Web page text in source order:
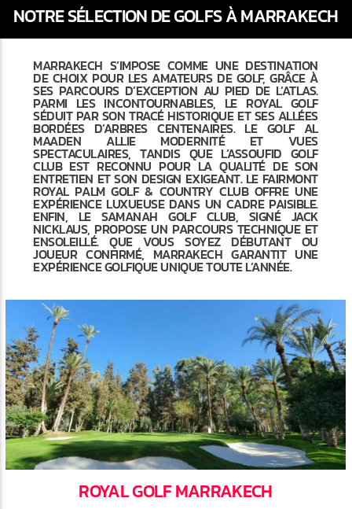
NOTRE SÉLECTION DE GOLFS À MARRAKECH
MARRAKECH S’IMPOSE COMME UNE DESTINATION
DE CHOIX POUR LES AMATEURS DE GOLF, GRÂCE À
SES PARCOURS D’EXCEPTION AU PIED DE L’ATLAS.
PARMI LES INCONTOURNABLES, LE ROYAL GOLF
SÉDUIT PAR SON TRACÉ HISTORIQUE ET SES ALLÉES
BORDÉES D’ARBRES CENTENAIRES. LE GOLF AL
MAADEN ALLIE MODERNITÉ ET VUES
SPECTACULAIRES, TANDIS QUE L’ASSOUFID GOLF
CLUB EST RECONNU POUR LA QUALITÉ DE SON
ENTRETIEN ET SON DESIGN EXIGEANT. LE FAIRMONT
ROYAL PALM GOLF & COUNTRY CLUB OFFRE UNE
EXPÉRIENCE LUXUEUSE DANS UN CADRE PAISIBLE.
ENFIN, LE SAMANAH GOLF CLUB, SIGNÉ JACK
NICKLAUS, PROPOSE UN PARCOURS TECHNIQUE ET
ENSOLEILLÉ. QUE VOUS SOYEZ DÉBUTANT OU
JOUEUR CONFIRMÉ, MARRAKECH GARANTIT UNE
EXPÉRIENCE GOLFIQUE UNIQUE TOUTE L’ANNÉE.
ROYAL GOLF MARRAKECH